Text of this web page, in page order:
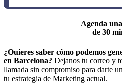
Agenda
de 30
¿Quieres saber cómo podemos
en Barcelona? Dejanos tu correo y
llamada sin compromiso para darte
tu estrategia de Marketing actual.